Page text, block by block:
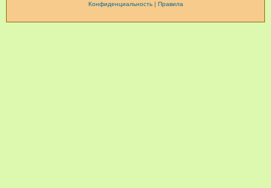
Конфиденциальность| Правила